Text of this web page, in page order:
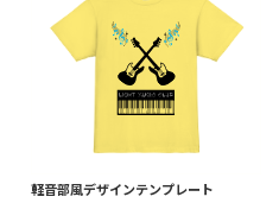
軽音部風デザインテンプレート